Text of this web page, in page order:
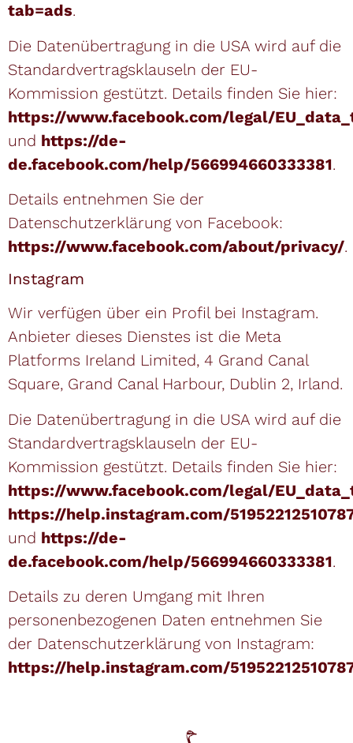
tab=ads.
Die Datenübertragung in die USA wird auf die
Standardvertragsklauseln der EU-
Kommission gestützt. Details finden Sie hier:
https://www.facebook.com/legal/
und https://de-
de.facebook.com/help/566994660333381.
Details entnehmen Sie der
Datenschutzerklärung von Facebook:
https://www.facebook.com/about/privacy/.
Instagram
Wir verfügen über ein Profil bei Instagram.
Anbieter dieses Dienstes ist die Meta
Platforms Ireland Limited, 4 Grand Canal
Square, Grand Canal Harbour, Dublin 2, Irland.
Die Datenübertragung in die USA wird auf die
Standardvertragsklauseln der EU-
Kommission gestützt. Details finden Sie hier:
https://www.facebook.com/legal/
https://help.instagram.com/
und https://de-
de.facebook.com/help/566994660333381.
Details zu deren Umgang mit Ihren
personenbezogenen Daten entnehmen Sie
der Datenschutzerklärung von Instagram:
https://help.instagram.com/